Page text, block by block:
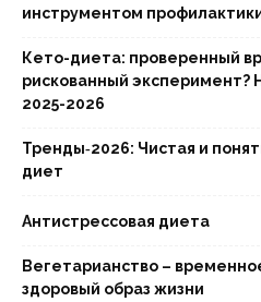
инструментом
Кето-диета: проверенный
рискованный эксперимент?
2025-2026
Тренды‑2026: Чистая и
диет
Антистрессовая диета
Вегетарианство –
здоровый образ жизни